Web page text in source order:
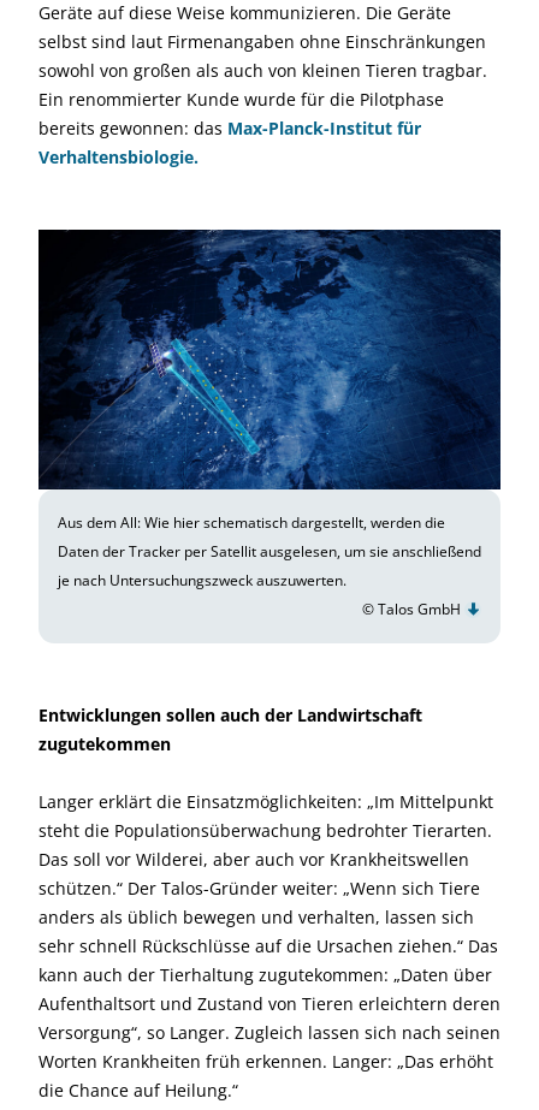
Geräte auf diese Weise kommunizieren. Die Geräte
selbst sind laut Firmenangaben ohne Einschränkungen
sowohl von großen als auch von kleinen Tieren tragbar.
Ein renommierter Kunde wurde für die Pilotphase
bereits gewonnen: das Max-Planck-Institut für
Verhaltensbiologie.
Aus dem All: Wie hier schematisch dargestellt, werden die
Daten der Tracker per Satellit ausgelesen, um sie anschließend
je nach Untersuchungszweck auszuwerten.
© Talos GmbH
Entwicklungen sollen auch der Landwirtschaft
zugutekommen
Langer erklärt die Einsatzmöglichkeiten: „Im Mittelpunkt
steht die Populationsüberwachung bedrohter Tierarten.
Das soll vor Wilderei, aber auch vor Krankheitswellen
schützen.“ Der Talos-Gründer weiter: „Wenn sich Tiere
anders als üblich bewegen und verhalten, lassen sich
sehr schnell Rückschlüsse auf die Ursachen ziehen.“ Das
kann auch der Tierhaltung zugutekommen: „Daten über
Aufenthaltsort und Zustand von Tieren erleichtern deren
Versorgung“, so Langer. Zugleich lassen sich nach seinen
Worten Krankheiten früh erkennen. Langer: „Das erhöht
die Chance auf Heilung.“